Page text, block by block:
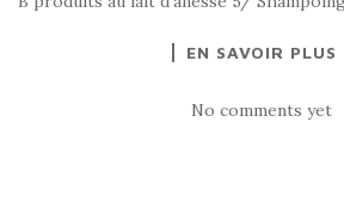
EN SAVOIR PLUS
No comments yet